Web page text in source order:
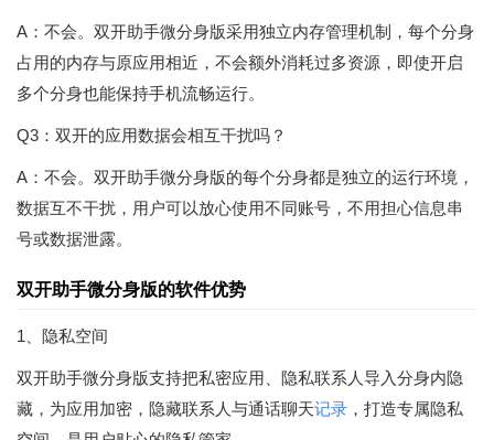
A：不会。双开助手微分身版采用独立内存管理机制，每个分身
占用的内存与原应用相近，不会额外消耗过多资源，即使开启
多个分身也能保持手机流畅运行。
Q3：双开的应用数据会相互干扰吗？
A：不会。双开助手微分身版的每个分身都是独立的运行环境，
数据互不干扰，用户可以放心使用不同账号，不用担心信息串
号或数据泄露。
双开助手微分身版的软件优势
1、隐私空间
双开助手微分身版支持把私密应用、隐私联系人导入分身内隐
藏，为应用加密，隐藏联系人与通话聊天记录 ，打造专属隐私